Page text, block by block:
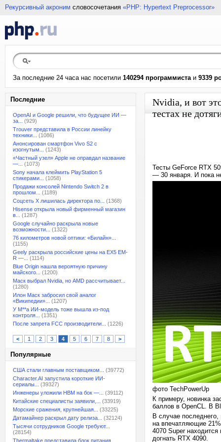
Рекурсивный акроним словосочетания «PHP: Hypertext Preprocessor»
За последние 24 часа нас посетили 140294 программистаи 9339
Последние
OpenAI и Google решили, что будущее ИИ —
за...
(929)
Trouver представила в России линейку
техники...
(1086)
Анонсирован смартфон Vivo S2 с
изогнутым...
(1243)
«Частный узел» Apple не оправдал название
—...
(1073)
Sony начала клеймить PlayStation 5
стикерами...
(1058)
Продажи консолей Nintendo Switch 2 в
прошлом...
(1189)
Соцсеть X лишилась директора по...
(1368)
Hisense открыла новый фирменный магазин
в...
(1287)
Google случайно раскрыла новые
возможности...
(1322)
76 километров новой оптики: «Билайн»...
(1155)
Geely раскрыла российские цены на EX5 EM-
R —...
(1114)
Blue Origin нашла вероятную причину
майского...
(1200)
Маск выбрал Nvidia, но AMD рассчитывает...
(1280)
Илон Маск забросил свой аналог
«Википедии»...
(1207)
У M**a ИИ-модель тоже вышла из-под
контроля...
(1351)
После запрета FCC производители...
(1226)
< 1 2 3 4 5 6 7 8 >
Популярные
США стали главным поставщиком...
(39772)
Character.AI запустила короткие ИИ-
сериалы...
(39327)
Инженеры уложили HBM на бок —...
(39112)
Китайские специалисты заявили,...
(33919)
Морские сражения, крупнейшая...
(33225)
Датамайнер раскрыл дату релиза...
(32124)
Тысячи сотрудников Google требуют...
(28154)
Thermaltake представила блок питания,...
Nvidia, и вот
тестах не
Тесты GeForce RTX
— 30 января. И пока
фото TechPowerUp
К примеру, новинка
баллов в OpenCL. В
В случае
на впечатляющие
4070 Super
догнать RTX 4090.